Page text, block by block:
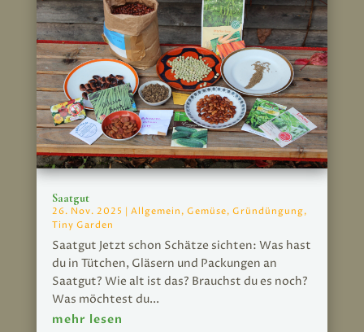
Saatgut
26. Nov. 2025 | Allgemein , Gemüse, Gründüngung,
Tiny Garden
Saatgut Jetzt schon Schätze sichten: Was hast
du in Tütchen, Gläsern und Packungen an
Saatgut? Wie alt ist das? Brauchst du es noch?
Was möchtest du...
mehr lesen